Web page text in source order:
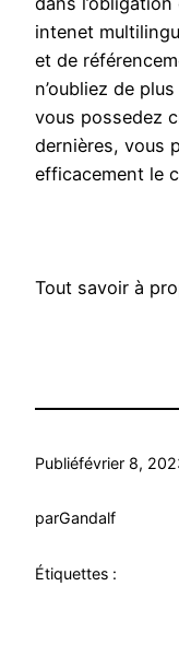
intenet
et de
n’oubliez de
vous possedez
dernières, vous
efficacement le
Tout savoir à
Publiéfévrier 8,
parGandalf
Étiquettes :